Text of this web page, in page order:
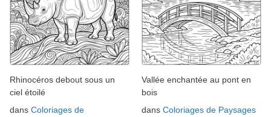
Rhinocéros debout sous un
ciel étoilé
dans Coloriages de
Vallée enchantée au pont en
bois
dans Coloriages de Paysages